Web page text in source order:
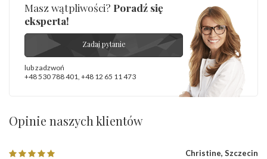
Masz wątpliwości? Poradź się
eksperta!
Zadaj pytanie
lub zadzwoń
+48 530 788 401, +48 12 65 11 473
Opinie naszych klientów
Christine, Szczecin